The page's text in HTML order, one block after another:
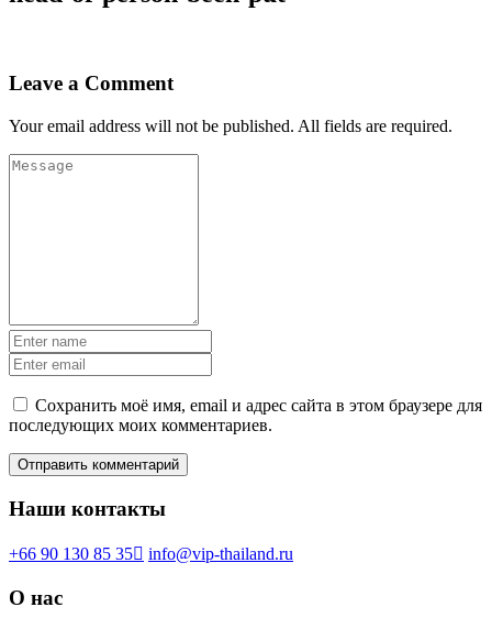
Leave a Comment
Your email address will not be published. All fields are required.
Сохранить моё имя, email и адрес сайта в этом браузере для
последующих моих комментариев.
Наши контакты
+66 90 130 85 35 info@vip-thailand.ru
О нас